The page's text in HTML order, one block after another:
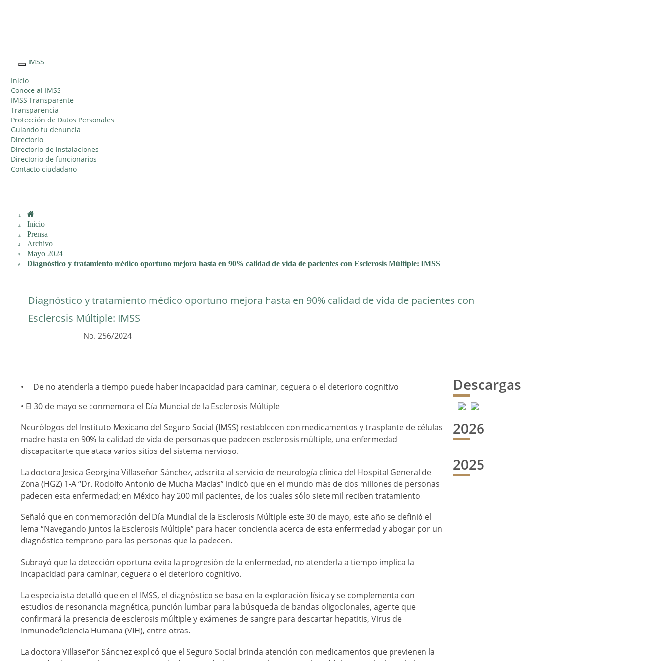
Interruptor
Navegación
IMSS
Inicio
Conoce al IMSS
IMSS Transparente
Transparencia
Protección de Datos Personales
Guiando tu denuncia
Directorio
Directorio de instalaciones
Directorio de funcionarios
Contacto ciudadano
Inicio
Prensa
Archivo
Mayo 2024
Diagnóstico y tratamiento médico oportuno mejora hasta en 90% calidad de vida de pacientes con Esclerosis Múltiple: IMSS
Diagnóstico y tratamiento médico oportuno mejora hasta en 90% calidad de vida de pacientes con
Esclerosis Múltiple: IMSS
No. 256/2024
De no atenderla a tiempo puede haber incapacidad para caminar, ceguera o el deterioro cognitivo
• El 30 de mayo se conmemora el Día Mundial de la Esclerosis Múltiple
Neurólogos del Instituto Mexicano del Seguro Social (IMSS) restablecen con medicamentos y trasplante de células
madre hasta en 90% la calidad de vida de personas que padecen esclerosis múltiple, una enfermedad
discapacitarte que ataca varios sitios del sistema nervioso.
La doctora Jesica Georgina Villaseñor Sánchez, adscrita al servicio de neurología clínica del Hospital General de
Zona (HGZ) 1-A “Dr. Rodolfo Antonio de Mucha Macías” indicó que en el mundo más de dos millones de personas
padecen esta enfermedad; en México hay 200 mil pacientes, de los cuales sólo siete mil reciben tratamiento.
Señaló que en conmemoración del Día Mundial de la Esclerosis Múltiple este 30 de mayo, este año se definió el
lema “Navegando juntos la Esclerosis Múltiple” para hacer conciencia acerca de esta enfermedad y abogar por un
diagnóstico temprano para las personas que la padecen.
Subrayó que la detección oportuna evita la progresión de la enfermedad, no atenderla a tiempo implica la
incapacidad para caminar, ceguera o el deterioro cognitivo.
La especialista detalló que en el IMSS, el diagnóstico se basa en la exploración física y se complementa con
estudios de resonancia magnética, punción lumbar para la búsqueda de bandas oligoclonales, agente que
confirmará la presencia de esclerosis múltiple y exámenes de sangre para descartar hepatitis, Virus de
Inmunodeficiencia Humana (VIH), entre otras.
La doctora Villaseñor Sánchez explicó que el Seguro Social brinda atención con medicamentos que previenen la
Descargas
2026
2025